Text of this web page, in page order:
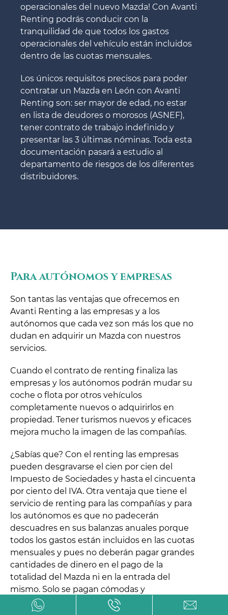
operacionales del nuevo Mazda! Con Avanti
Renting podrás conducir con la
tranquilidad de que todos los gastos
operacionales del vehículo están incluidos
dentro de las cuotas mensuales.
Los únicos requisitos precisos para poder
contratar un Mazda en León con Avanti
Renting son: ser mayor de edad, no estar
en lista de deudores o morosos (ASNEF),
tener contrato de trabajo indefinido y
presentar las 3 últimas nóminas. Toda esta
documentación pasará a estudio al
departamento de riesgos de los diferentes
distribuidores.
Para autónomos y empresas
Son tantas las ventajas que ofrecemos en
Avanti Renting a las empresas y a los
autónomos que cada vez son más los que no
dudan en adquirir un Mazda con nuestros
servicios.
Cuando el contrato de renting finaliza las
empresas y los autónomos podrán mudar su
coche o flota por otros vehículos
completamente nuevos o adquirirlos en
propiedad. Tener turismos nuevos y eficaces
mejora mucho la imagen de las compañías.
¿Sabías que? Con el renting las empresas
pueden desgravarse el cien por cien del
Impuesto de Sociedades y hasta el cincuenta
por ciento del IVA. Otra ventaja que tiene el
servicio de renting para las compañías y para
los autónomos es que no padecerán
descuadres en sus balanzas anuales porque
todos los gastos están incluidos en las cuotas
mensuales y pues no deberán pagar grandes
cantidades de dinero en el pago de la
totalidad del Mazda ni en la entrada del
mismo. Solo se pagan cómodas y
competitivas cuotas mensuales.